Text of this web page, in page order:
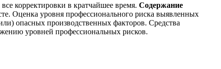
корректировки в кратчайшее время. Содержание
Оценка уровня профессионального риска выявленных
опасных производственных факторов. Средства
уровней профессиональных рисков.